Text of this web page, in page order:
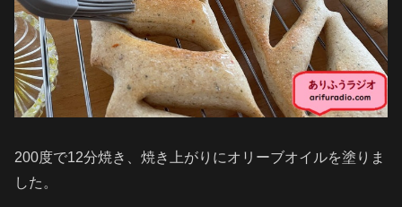
200度で12分焼き、焼き上がりにオリーブオイルを塗りま
した。